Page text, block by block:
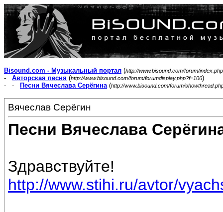
Bisound.com - Музыкальный портал (http://www.bisound.com/forum/index.php
- Авторская песня (http://www.bisound.com/forum/forumdisplay.php?f=106)
- -
Песни Вячеслава Серёгина(http://www.bisound.com/forum/
Вячеслав Серёгин
Песни Вячеслава
Здравствуйте!
http://www.stihi.ru/avtor/